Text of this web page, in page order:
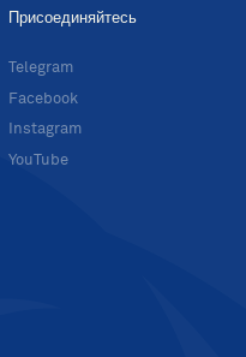
Присоединяйтесь
Telegram
Facebook
Instagram
YouTube